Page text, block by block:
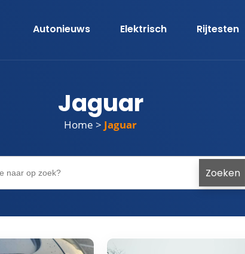
Autonieuws Elektrisch Rijtesten
Jaguar
Home > Jaguar